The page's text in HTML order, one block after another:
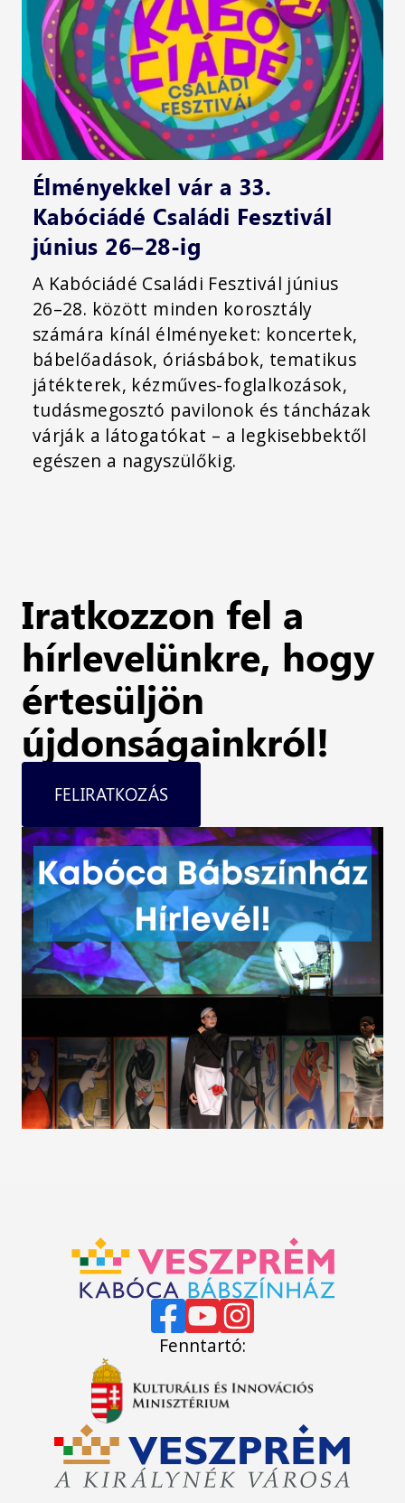
Élményekkel vár a 33.
Kabóciádé Családi Fesztivál
június 26–28-ig
A Kabóciádé Családi Fesztivál június
26–28. között minden korosztály
számára kínál élményeket: koncertek,
bábelőadások, óriásbábok, tematikus
játékterek, kézműves-foglalkozások,
tudásmegosztó pavilonok és táncházak
várják a látogatókat – a legkisebbektől
egészen a nagyszülőkig.
Iratkozzon fel a
hírlevelünkre, hogy
értesüljön
újdonságainkról!
FELIRATKOZÁS
Fenntartó: